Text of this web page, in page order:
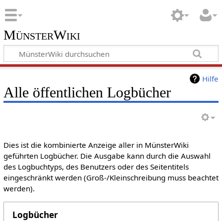
MünsterWiki
Hilfe
Alle öffentlichen Logbücher
Dies ist die kombinierte Anzeige aller in MünsterWiki
geführten Logbücher. Die Ausgabe kann durch die Auswahl
des Logbuchtyps, des Benutzers oder des Seitentitels
eingeschränkt werden (Groß-/Kleinschreibung muss beachtet
werden).
Logbücher